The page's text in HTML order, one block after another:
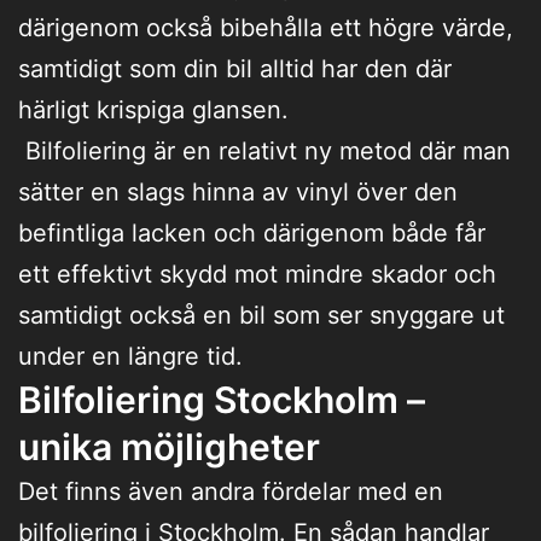
därigenom också bibehålla ett högre värde,
samtidigt som din bil alltid har den där
härligt krispiga glansen.
Bilfoliering är en relativt ny metod där man
sätter en slags hinna av vinyl över den
befintliga lacken och därigenom både får
ett effektivt skydd mot mindre skador och
samtidigt också en bil som ser snyggare ut
under en längre tid.
Bilfoliering Stockholm –
unika möjligheter
Det finns även andra fördelar med en
bilfoliering i Stockholm. En sådan handlar